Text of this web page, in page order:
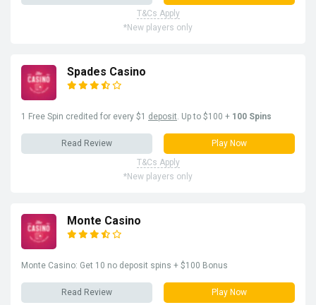
T&Cs Apply
*New players only
Spades Casino
1 Free Spin credited for every $1 deposit . Up to $100 + 100 Spins
Read Review
Play Now
T&Cs Apply
*New players only
Monte Casino
Monte Casino: Get 10 no deposit spins + $100 Bonus
Read Review
Play Now